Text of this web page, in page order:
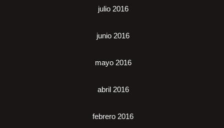
julio 2016
junio 2016
mayo 2016
abril 2016
febrero 2016